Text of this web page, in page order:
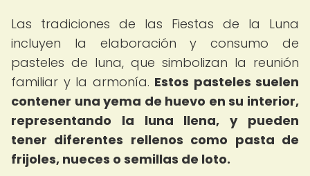
Las tradiciones de las Fiestas de la Luna
incluyen la elaboración y consumo de
pasteles de luna, que simbolizan la reunión
familiar y la armonía. Estos pasteles suelen
contener una yema de huevo en su interior,
representando la luna llena, y pueden
tener diferentes rellenos como pasta de
frijoles, nueces o semillas de loto.